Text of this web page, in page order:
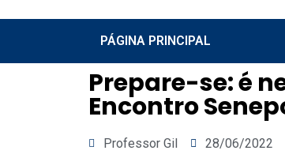
PÁGINA PRINCIPAL
Prepare-se: é
Encontro
Professor Gil 28/06/2022